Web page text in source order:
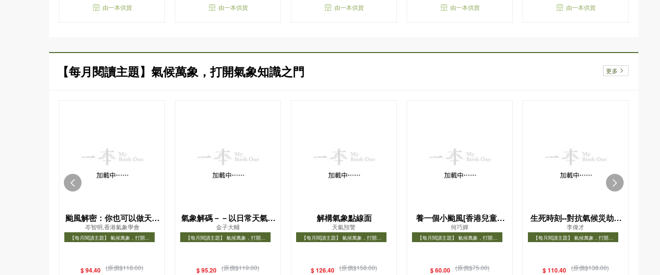
由一本供貨
由一本供貨
由一本供貨
由一本供貨
由一本供貨
【每月閱讀主題】氣候萬象，打開氣象知識之門 更多
颱風解密：你也可以做天氣
達人！
岑智明,香港氣象學會
【每月閱讀主題】 氣候萬象，打開氣
$ 94.40 (原價$118.00)
氣象解碼－－以日常天氣變
化揭開大自然奧祕
金子大輔
【每月閱讀主題】 氣候萬象，打開氣
$ 95.20 (原價$119.00)
解構氣象點線面
天氣預警
【每月閱讀主題】 氣候萬象，打開氣
$ 126.40 (原價$158.00)
養一個小颱風[香港兒童文
學名家精選]
何巧嬋
【每月閱讀主題】 氣候萬象，打開氣
$ 60.00 (原價$75.00)
生死時刻--對抗氣候災劫的
關鍵十年
李偉才
【每月閱讀主題】 氣候萬象，打開氣
$ 110.40 (原價$138.00)